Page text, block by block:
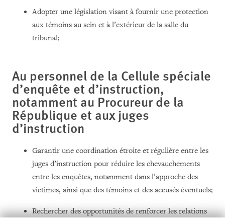
Adopter une législation visant à fournir une protection
aux témoins au sein et à l’extérieur de la salle du
tribunal;
Au personnel de la Cellule spéciale
d’enquête et d’instruction,
notamment au Procureur de la
République et aux juges
d’instruction
Garantir une coordination étroite et régulière entre les
juges d’instruction pour réduire les chevauchements
entre les enquêtes, notamment dans l’approche des
victimes, ainsi que des témoins et des accusés éventuels;
Rechercher des opportunités de renforcer les relations